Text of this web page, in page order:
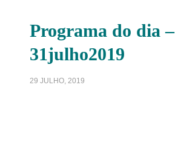
Programa do dia –
31julho2019
29 JULHO, 2019